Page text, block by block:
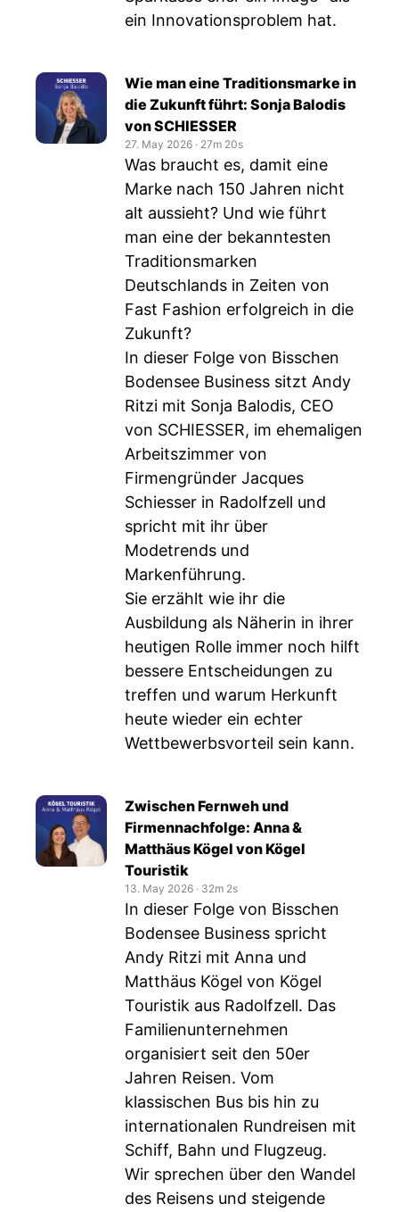
ein Innovationsproblem hat.
Wie man eine Traditionsmarke in
die Zukunft führt: Sonja Balodis
von SCHIESSER
27. May 2026 ‧ 27m 20s
Was braucht es, damit eine
Marke nach 150 Jahren nicht
alt aussieht? Und wie führt
man eine der bekanntesten
Traditionsmarken
Deutschlands in Zeiten von
Fast Fashion erfolgreich in die
Zukunft?
In dieser Folge von Bisschen
Bodensee Business sitzt Andy
Ritzi mit Sonja Balodis, CEO
von SCHIESSER, im ehemaligen
Arbeitszimmer von
Firmengründer Jacques
Schiesser in Radolfzell und
spricht mit ihr über
Modetrends und
Markenführung.
Sie erzählt wie ihr die
Ausbildung als Näherin in ihrer
heutigen Rolle immer noch hilft
bessere Entscheidungen zu
treffen und warum Herkunft
heute wieder ein echter
Wettbewerbsvorteil sein kann.
Zwischen Fernweh und
Firmennachfolge: Anna &
Matthäus Kögel von Kögel
Touristik
13. May 2026 ‧ 32m 2s
In dieser Folge von Bisschen
Bodensee Business spricht
Andy Ritzi mit Anna und
Matthäus Kögel von Kögel
Touristik aus Radolfzell. Das
Familienunternehmen
organisiert seit den 50er
Jahren Reisen. Vom
klassischen Bus bis hin zu
internationalen Rundreisen mit
Schiff, Bahn und Flugzeug.
Wir sprechen über den Wandel
des Reisens und steigende